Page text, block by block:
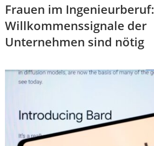
Frauen im Ingenieurberuf:
Willkommenssignale der
Unternehmen sind nötig